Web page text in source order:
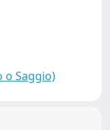
o Saggio)